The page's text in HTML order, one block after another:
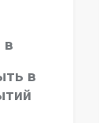
в
в